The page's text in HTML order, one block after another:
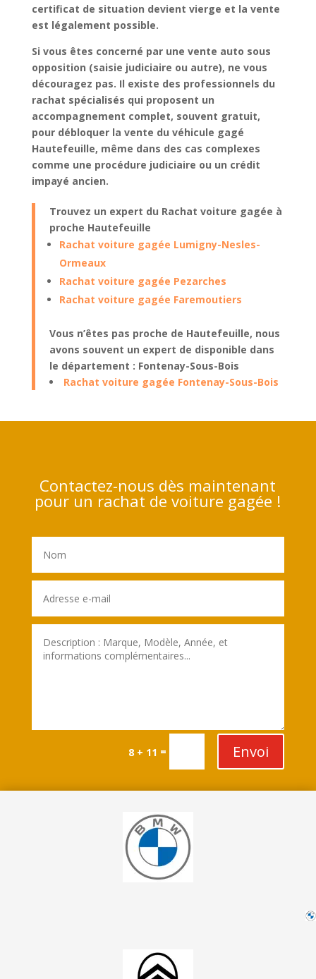
certificat de situation devient vierge et la vente
est légalement possible.
Si vous êtes concerné par une vente auto sous
opposition (saisie judiciaire ou autre), ne vous
découragez pas. Il existe des professionnels du
rachat spécialisés qui proposent un
accompagnement complet, souvent gratuit,
pour débloquer la vente du véhicule gagé
Hautefeuille, même dans des cas complexes
comme une procédure judiciaire ou un crédit
impayé ancien.
Trouvez un expert du Rachat voiture gagée à
proche Hautefeuille
Rachat voiture gagée Lumigny-Nesles-
Ormeaux
Rachat voiture gagée Pezarches
Rachat voiture gagée Faremoutiers
Vous n’êtes pas proche de Hautefeuille, nous
avons souvent un expert de disponible dans
le département : Fontenay-Sous-Bois
Rachat voiture gagée Fontenay-Sous-Bois
Contactez-nous dès maintenant
pour un rachat de voiture gagée !
8 + 11 = Envoi